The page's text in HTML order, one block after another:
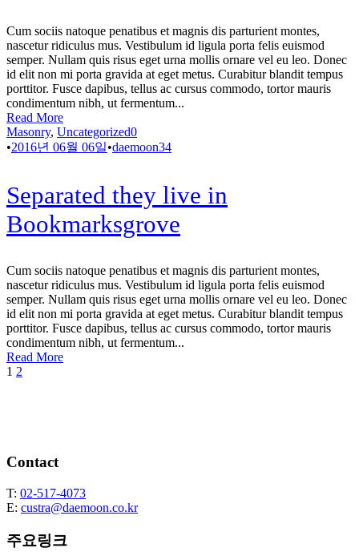
Cum sociis natoque penatibus et magnis dis parturient montes,
nascetur ridiculus mus. Vestibulum id ligula porta felis euismod
semper. Nullam quis risus eget urna mollis ornare vel eu leo. Donec
id elit non mi porta gravida at eget metus. Curabitur blandit tempus
porttitor. Fusce dapibus, tellus ac cursus commodo, tortor mauris
condimentum nibh, ut fermentum...
Read More
Masonry, Uncategorized0
•2016년 06월 06일•daemoon34
Separated they live in
Bookmarksgrove
Cum sociis natoque penatibus et magnis dis parturient montes,
nascetur ridiculus mus. Vestibulum id ligula porta felis euismod
semper. Nullam quis risus eget urna mollis ornare vel eu leo. Donec
id elit non mi porta gravida at eget metus. Curabitur blandit tempus
porttitor. Fusce dapibus, tellus ac cursus commodo, tortor mauris
condimentum nibh, ut fermentum...
Read More
1 2
Contact
T: 02-517-4073
E: custra@daemoon.co.kr
주요링크